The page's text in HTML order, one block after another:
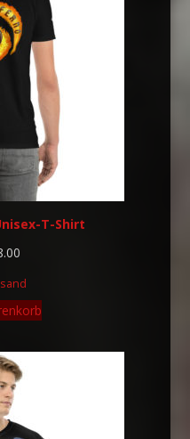
T-Shirt